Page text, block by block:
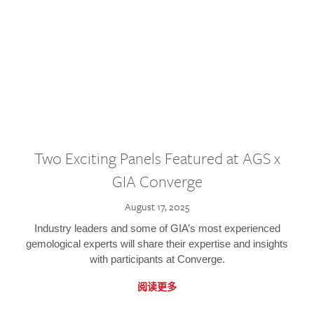
Two Exciting Panels Featured at AGS x
GIA Converge
August 17, 2025
Industry leaders and some of GIA’s most experienced
gemological experts will share their expertise and insights
with participants at Converge.
阅读更多